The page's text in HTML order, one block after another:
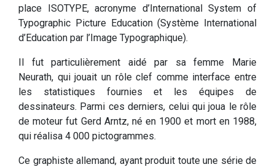
place ISOTYPE, acronyme d’International System of
Typographic Picture Education (Système International
d’Education par l’Image Typographique).
Il fut particulièrement aidé par sa femme Marie
Neurath, qui jouait un rôle clef comme interface entre
les statistiques fournies et les équipes de
dessinateurs. Parmi ces derniers, celui qui joua le rôle
de moteur fut Gerd Arntz, né en 1900 et mort en 1988,
qui réalisa 4 000 pictogrammes.
Ce graphiste allemand, ayant produit toute une série de